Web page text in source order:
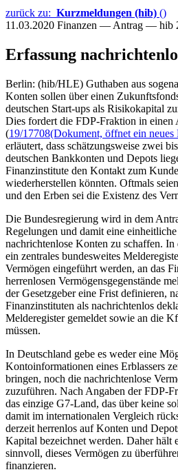
zurück zu: Kurzmeldungen (hib) ()
11.03.2020 Finanzen — Antrag — hib
Erfassung
Berlin: (hib/HLE) Guthaben aus
Konten sollen über einen
deutschen Start-ups als Risikokapital
Dies fordert die FDP-Fraktion in einen
(19/17708(Dokument, öffnet ein neues
erläutert, dass schätzungsweise zwei
deutschen Bankkonten und Depots
Finanzinstitute den Kontakt zum
wiederherstellen könnten. Oftmals
und den Erben sei die Existenz des
Die Bundesregierung wird in dem
Regelungen und damit eine
nachrichtenlose Konten zu schaffen. In
ein zentrales bundesweites
Vermögen eingeführt werden, an das
herrenlosen Vermögensgegenstände
der Gesetzgeber eine Frist definieren,
Finanzinstituten als nachrichtenlos
Melderegister gemeldet sowie an die
müssen.
In Deutschland gebe es weder eine
Kontoinformationen eines Erblassers
bringen, noch die nachrichtenlose
zuzuführen. Nach Angaben der FDP-
das einzige G7-Land, das über keine
damit im internationalen Vergleich
derzeit herrenlos auf Konten und
Kapital bezeichnet werden. Daher hält
sinnvoll, dieses Vermögen zu
finanzieren.